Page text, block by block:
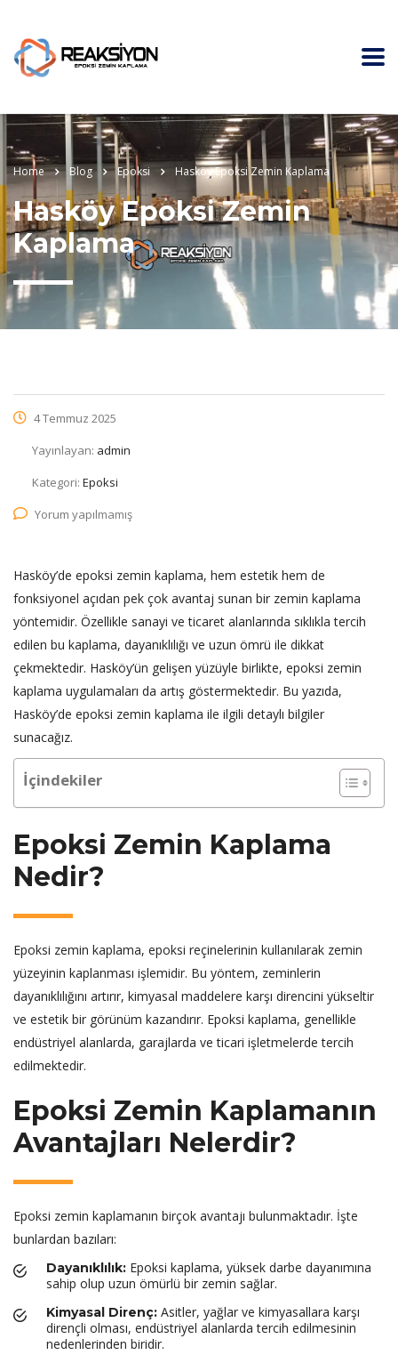
Home Blog Epoksi Hasköy Epoksi Zemin Kaplama
Hasköy Epoksi Zemin
Kaplama
4 Temmuz 2025
Yayınlayan: admin
Kategori: Epoksi
Yorum yapılmamış
Hasköy’de epoksi zemin kaplama, hem estetik hem de
fonksiyonel açıdan pek çok avantaj sunan bir zemin kaplama
yöntemidir. Özellikle sanayi ve ticaret alanlarında sıklıkla tercih
edilen bu kaplama, dayanıklılığı ve uzun ömrü ile dikkat
çekmektedir. Hasköy’ün gelişen yüzüyle birlikte, epoksi zemin
kaplama uygulamaları da artış göstermektedir. Bu yazıda,
Hasköy’de epoksi zemin kaplama ile ilgili detaylı bilgiler
sunacağız.
İçindekiler
Epoksi Zemin Kaplama
Nedir?
Epoksi zemin kaplama, epoksi reçinelerinin kullanılarak zemin
yüzeyinin kaplanması işlemidir. Bu yöntem, zeminlerin
dayanıklılığını artırır, kimyasal maddelere karşı direncini yükseltir
ve estetik bir görünüm kazandırır. Epoksi kaplama, genellikle
endüstriyel alanlarda, garajlarda ve ticari işletmelerde tercih
edilmektedir.
Epoksi Zemin Kaplamanın
Avantajları Nelerdir?
Epoksi zemin kaplamanın birçok avantajı bulunmaktadır. İşte
bunlardan bazıları:
Dayanıklılık: Epoksi kaplama, yüksek darbe dayanımına
sahip olup uzun ömürlü bir zemin sağlar.
Kimyasal Direnç: Asitler, yağlar ve kimyasallara karşı
dirençli olması, endüstriyel alanlarda tercih edilmesinin
nedenlerinden biridir.